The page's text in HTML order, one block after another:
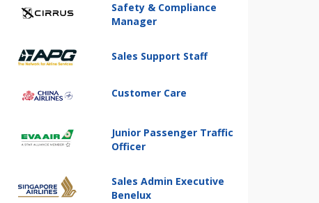
Safety & Compliance
Manager
Sales Support Staff
Customer Care
Junior Passenger Traffic
Officer
Sales Admin Executive
Benelux